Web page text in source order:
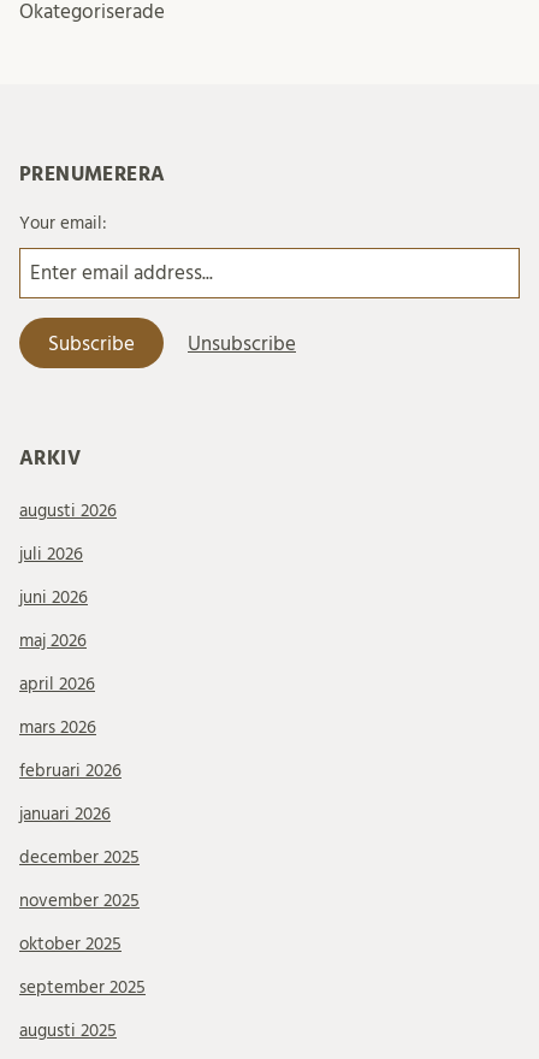
Okategoriserade
PRENUMERERA
Your email:
ARKIV
augusti 2026
juli 2026
juni 2026
maj 2026
april 2026
mars 2026
februari 2026
januari 2026
december 2025
november 2025
oktober 2025
september 2025
augusti 2025